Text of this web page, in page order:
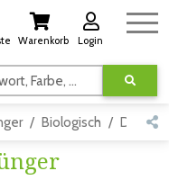
Warenkorb Login
Suchen nach Kategorie, Name, Stichwort, Farbe, usw.
Biologisch Detail